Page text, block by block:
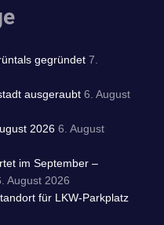
gegründet 7.
ausgeraubt 6. August
2026 6. August
im September –
August 2026
für LKW-Parkplatz